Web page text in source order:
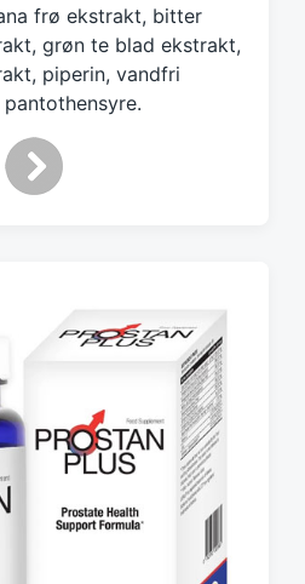
frø ekstrakt, bitter
grøn te blad ekstrakt,
piperin, vandfri